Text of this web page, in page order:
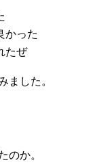
かった
たぜ
ました。
のか。